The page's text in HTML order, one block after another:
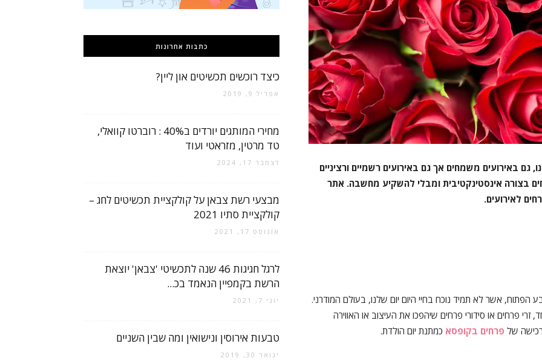
באירועים משמחים אך גם באירועים רשמיים ורציניים
בצורה אינסטינקטיבית ומבלי להשקיע מחשבה. אתר
לאירועים.
אשר לא תמיד נוכח בחיי היום יום שלנו, בעולם המודרני.
פרחים או סידורי פרחים שיהפכו את העיצוב או האווירה
של פרחים בקופסא כמתנת יום הולדת.
כתבות אחרונות
כיצד רוכשים תכשיטים און ליין?
אפריל 9, 2019
מחירי המותגים יורדים ב40% : רוברטו קוואלי,
טד מרטין, מזראטי ועוד
דצמבר 17, 2024
מבצעי רשת צבאן על קולקציית תכשיטים לחג –
קולקציית סתיו 2021
אוגוסט 17, 2021
לרגל חגיגות 46 שנה לתכשיטי 'צבאן' יוצאת
הרשת בקמפיין הנאמד בכ...
יוני 7, 2021
טבעות אירוסין ונישואין ומה שבין השניים
ינואר 30, 2019